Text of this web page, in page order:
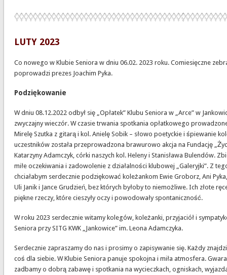
LUTY 2023
Co nowego w Klubie Seniora w dniu 06.02. 2023 roku. Comiesięczne
poprowadzi prezes Joachim Pyka.
Podziękowanie
W dniu 08.12.2022 odbył się „Opłatek” Klubu Seniora w „Arce” w
zwyczajny wieczór. W czasie trwania spotkania opłatkowego
Mirelę Szutka z gitarą i kol. Anielę Sobik – słowo poetyckie i śpiewanie
uczestników została przeprowadzona brawurowo akcja na Fundację
Katarzyny Adamczyk, córki naszych kol. Heleny i Stanisława Bulendów.
miłe oczekiwania i zadowolenie z działalności klubowej „Galeryjki”. Z
chciałabym serdecznie podziękować koleżankom Ewie Groborz, Ani
Uli Janik i Jance Grudzień, bez których byłoby to niemożliwe. Ich złote
piękne rzeczy, które cieszyły oczy i powodowały spontaniczność.
W roku 2023 serdecznie witamy kolegów, koleżanki, przyjaciół i
Seniora przy SITG KWK „Jankowice” im. Leona Adamczyka.
Serdecznie zapraszamy do nas i prosimy o zapisywanie się. Każdy
coś dla siebie. W Klubie Seniora panuje spokojna i miła atmosfera.
zadbamy o dobrą zabawę i spotkania na wycieczkach, ogniskach,